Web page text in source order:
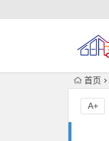
首页
A+